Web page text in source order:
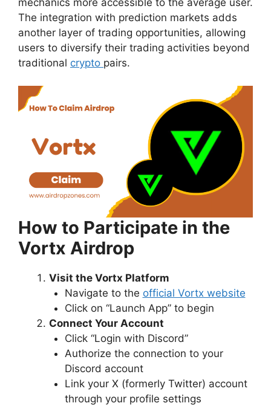
The integration with prediction markets adds
another layer of trading opportunities, allowing
users to diversify their trading activities beyond
traditional crypto pairs.
How to Participate in the
Vortx Airdrop
Visit the Vortx Platform
Navigate to the official Vortx website
Click on “Launch App” to begin
Connect Your Account
Click “Login with Discord”
Authorize the connection to your
Discord account
Link your X (formerly Twitter) account
through your profile settings